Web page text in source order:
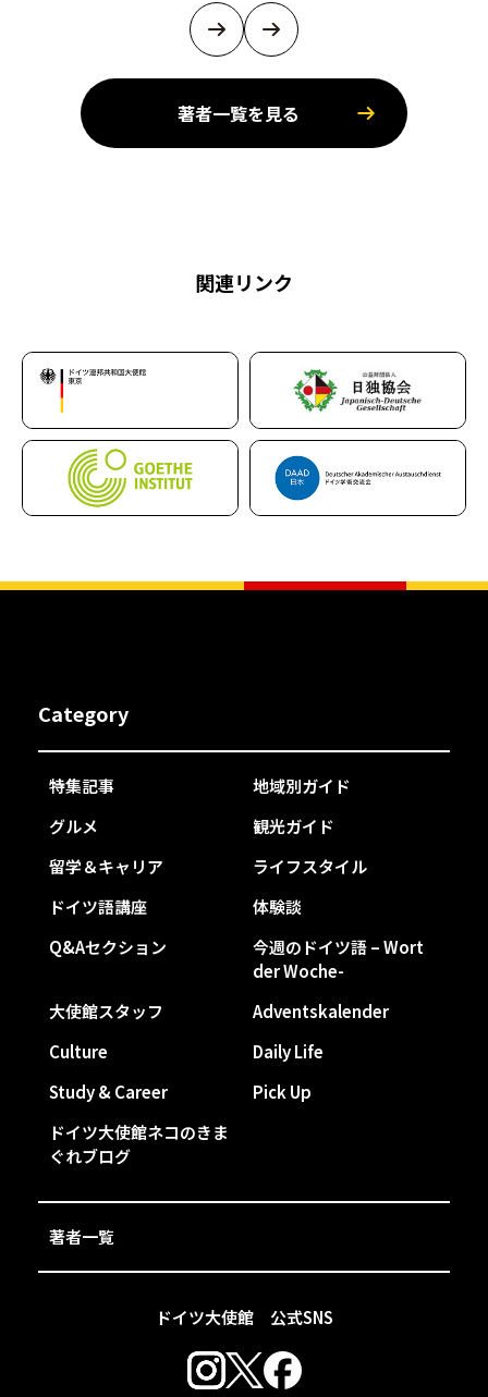
著者一覧を見る
関連リンク
ドイツ大使館 公式SNS
Category
特集記事
地域別ガイド
グルメ
観光ガイド
留学＆キャリア
ライフスタイル
ドイツ語講座
体験談
Q&Aセクション
今週のドイツ語 – Wort
der Woche-
大使館スタッフ
Adventskalender
Culture
Daily Life
Study & Career
Pick Up
ドイツ大使館ネコのきま
ぐれブログ
著者一覧